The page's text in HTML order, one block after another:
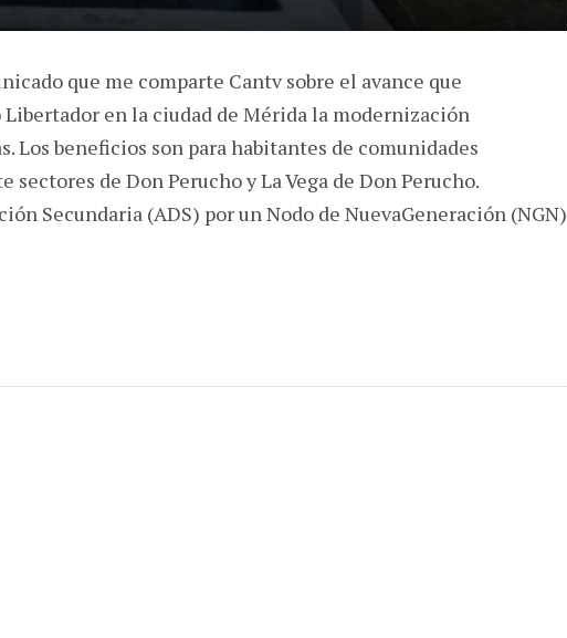
que me comparte Cantv sobre el avance que
en la ciudad de Mérida la modernización
Los beneficios son para habitantes de comunidades
sectores de Don Perucho y La Vega de Don Perucho.
Secundaria (ADS) por un Nodo de NuevaGeneración (NGN)